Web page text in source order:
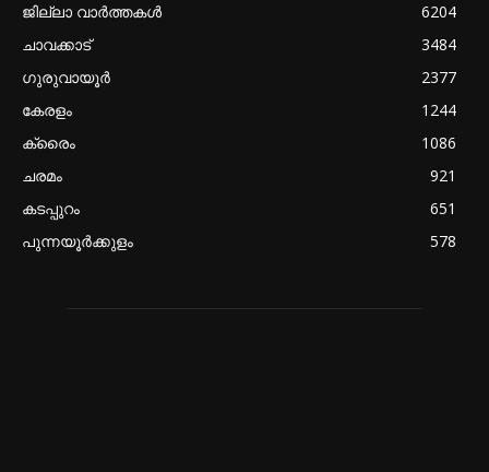
ജില്ലാ വാർത്തകൾ
6204
ചാവക്കാട്
3484
ഗുരുവായൂർ
2377
കേരളം
1244
ക്രൈം
1086
ചരമം
921
കടപ്പുറം
651
പുന്നയൂർക്കുളം
578